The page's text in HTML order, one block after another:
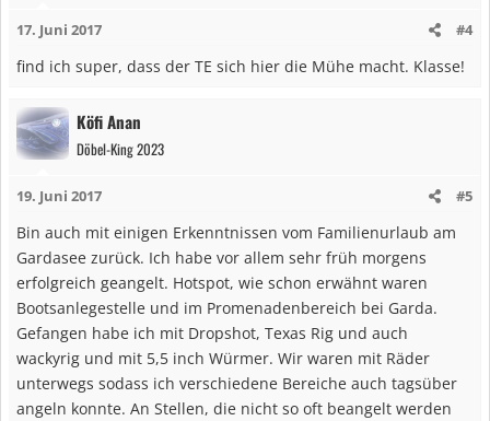
o
n
n
:
17. Juni 2017 #4
find ich super, dass der TE sich hier die Mühe macht. Klasse!
Köfi Anan
Döbel-King 2023
19. Juni 2017 #5
Bin auch mit einigen Erkenntnissen vom Familienurlaub am
Gardasee zurück. Ich habe vor allem sehr früh morgens
erfolgreich geangelt. Hotspot, wie schon erwähnt waren
Bootsanlegestelle und im Promenadenbereich bei Garda.
Gefangen habe ich mit Dropshot, Texas Rig und auch
wackyrig und mit 5,5 inch Würmer. Wir waren mit Räder
unterwegs sodass ich verschiedene Bereiche auch tagsüber
angeln konnte. An Stellen, die nicht so oft beangelt werden